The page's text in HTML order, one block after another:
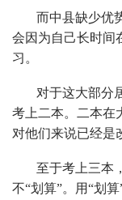
而中县缺少优
会因为自己长时间
习。
对于这大部分
考上二本。二本在
对他们来说已经是
至于考上三本
不“划算”。用“划